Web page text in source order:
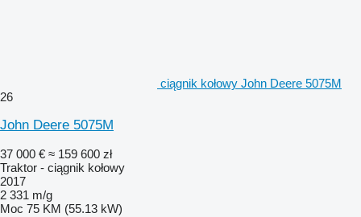
ciągnik kołowy John Deere 5075M
26
John Deere 5075M
37 000 € ≈ 159 600 zł
Traktor - ciągnik kołowy
2017
2 331 m/g
Moc 75 KM (55.13 kW)